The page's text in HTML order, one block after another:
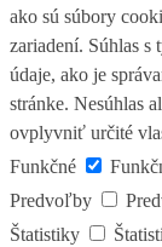
ako sú súbory
zariadení. Súhlas
údaje, ako je
stránke. Nesúhlas
ovplyvniť určité
Funkčné
Predvoľby
Štatistiky